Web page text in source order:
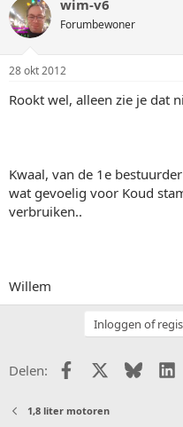
wim-v6
Forumbewoner
28 okt 2012
Rookt wel, alleen zie je dat
Kwaal, van de 1e
wat gevoelig voor Koud
verbruiken..
Willem
Inloggen of
Delen: FacebookX (Twitter)
Bluesky
1,8 liter motoren